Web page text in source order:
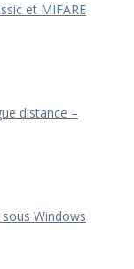
et MIFARE
distance –
Windows